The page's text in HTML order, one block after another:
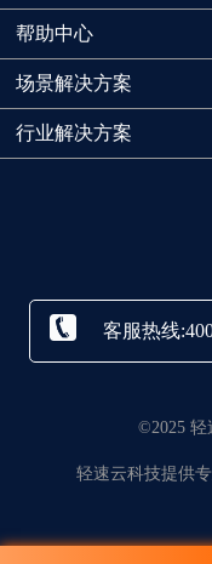
帮助中心
场景解决方案
行业解决方案
客服热线
©2025 轻
轻速云科技提供